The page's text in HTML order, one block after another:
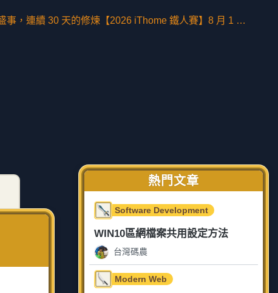
最熱血的技術盛事，連續 30 天的修煉【2026 iThome 鐵人賽】8 月 1 日賽事正式開啟！
熱門文章
Software Development
WIN10區網檔案共用設定方法
台灣碼農
Modern Web